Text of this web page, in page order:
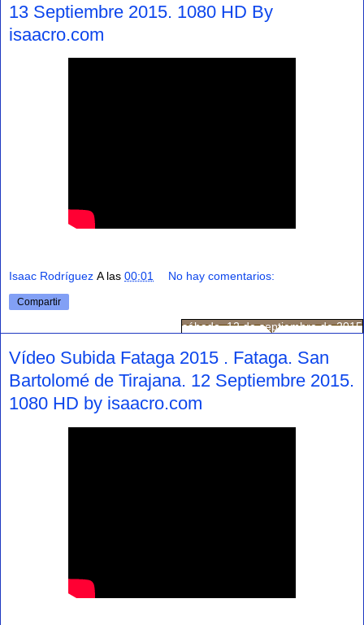
13 Septiembre 2015. 1080 HD By
isaacro.com
Isaac Rodríguez A las 00:01 No hay comentarios:
Compartir
sábado, 12 de septiembre de 2015
Vídeo Subida Fataga 2015 . Fataga. San
Bartolomé de Tirajana. 12 Septiembre 2015.
1080 HD by isaacro.com